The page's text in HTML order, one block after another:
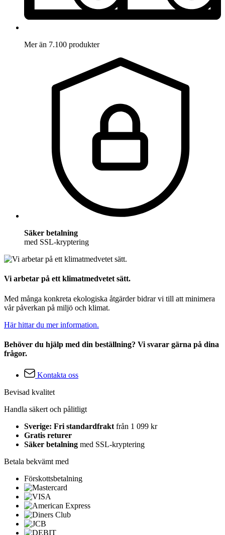
Mer än 7.100 produkter
Säker betalning
med SSL-kryptering
Vi arbetar på ett klimatmedvetet sätt.
Med många konkreta ekologiska åtgärder bidrar vi till att minimera
vår påverkan på miljö och klimat.
Här hittar du mer information.
Behöver du hjälp med din beställning? Vi svarar gärna på dina
frågor.
Kontakta oss
Bevisad kvalitet
Handla säkert och pålitligt
Sverige: Fri standardfrakt från 1 099 kr
Gratis returer
Säker betalning med SSL-kryptering
Betala bekvämt med
Förskottsbetalning